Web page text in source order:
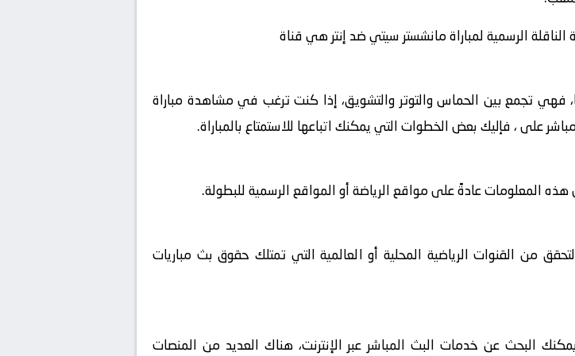
الرسمية لمباراة مانشستر سيتي ضد إنتر هي قناة
فهي تجمع بين الحماس والتوتر والتشويق، إذا كنت ترغب في مشاهدة مباراة
على ، فإليك بعض الخطوات التي يمكنك اتباعها للاستمتاع بالمباراة.
المعلومات عادةً على مواقع الرياضة أو المواقع الرسمية للبطولة.
من القنوات الرياضية المحلية أو العالمية التي تمتلك حقوق بث مباريات
البحث عن خدمات البث المباشر عبر الإنترنت، هناك العديد من المنصات